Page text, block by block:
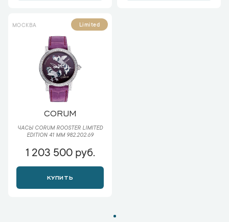
МОСКВА Limited
CORUM
ЧАСЫ CORUM ROOSTER LIMITED
EDITION 41 MM 982.202.69
1 203 500 руб.
КУПИТЬ